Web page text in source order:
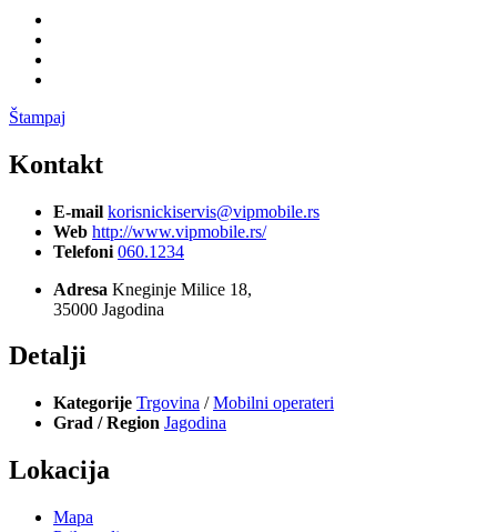
Štampaj
Kontakt
E-mail korisnickiservis@vipmobile.rs
Web http://www.vipmobile.rs/
Telefoni 060.1234
Adresa Kneginje Milice 18,
35000 Jagodina
Detalji
Kategorije Trgovina /Mobilni operateri
Grad / Region Jagodina
Lokacija
Mapa